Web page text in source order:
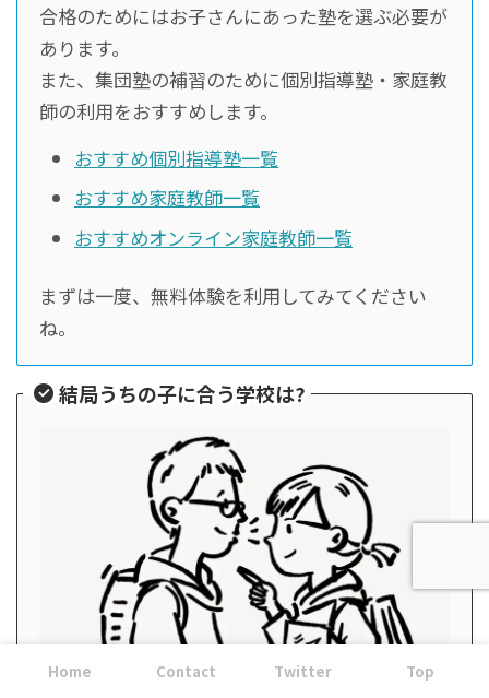
合格のためにはお子さんにあった塾を選ぶ必要が
あります。
また、集団塾の補習のために個別指導塾・家庭教
師の利用をおすすめします。
おすすめ個別指導塾一覧
おすすめ家庭教師一覧
おすすめオンライン家庭教師一覧
まずは一度、無料体験を利用してみてください
ね。
結局うちの子に合う学校は?
偏差値 だけじゃお子さんと学校の相性
は分かりま
Home Contact Twitter Top